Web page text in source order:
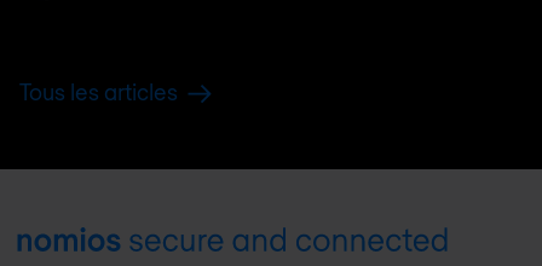
Tous les articles
Footer